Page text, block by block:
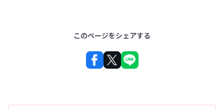
このページをシェアする